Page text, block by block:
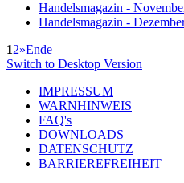
Handelsmagazin -
Handelsmagazin -
12»Ende
Switch to Desktop Version
IMPRESSUM
WARNHINWEIS
FAQ's
DOWNLOADS
DATENSCHUTZ
BARRIEREFREIHEIT